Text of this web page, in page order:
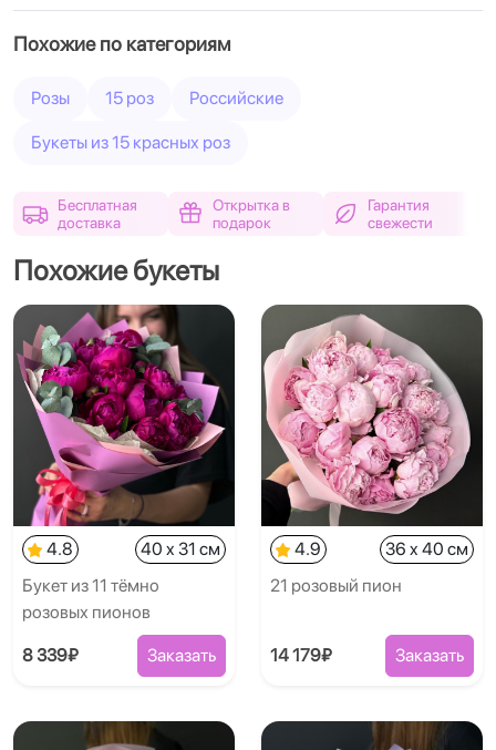
Похожие по категориям
Розы 15 роз Российские
Букеты из 15 красных роз
Бесплатная
доставка
Открытка в
подарок
Гарантия
свежести
Похожие букеты
4.8
40 x 31 см
Букет из 11 тёмно
розовых пионов
8 339₽ Заказать
4.9
36 x 40 см
21 розовый пион
14 179₽ Заказать